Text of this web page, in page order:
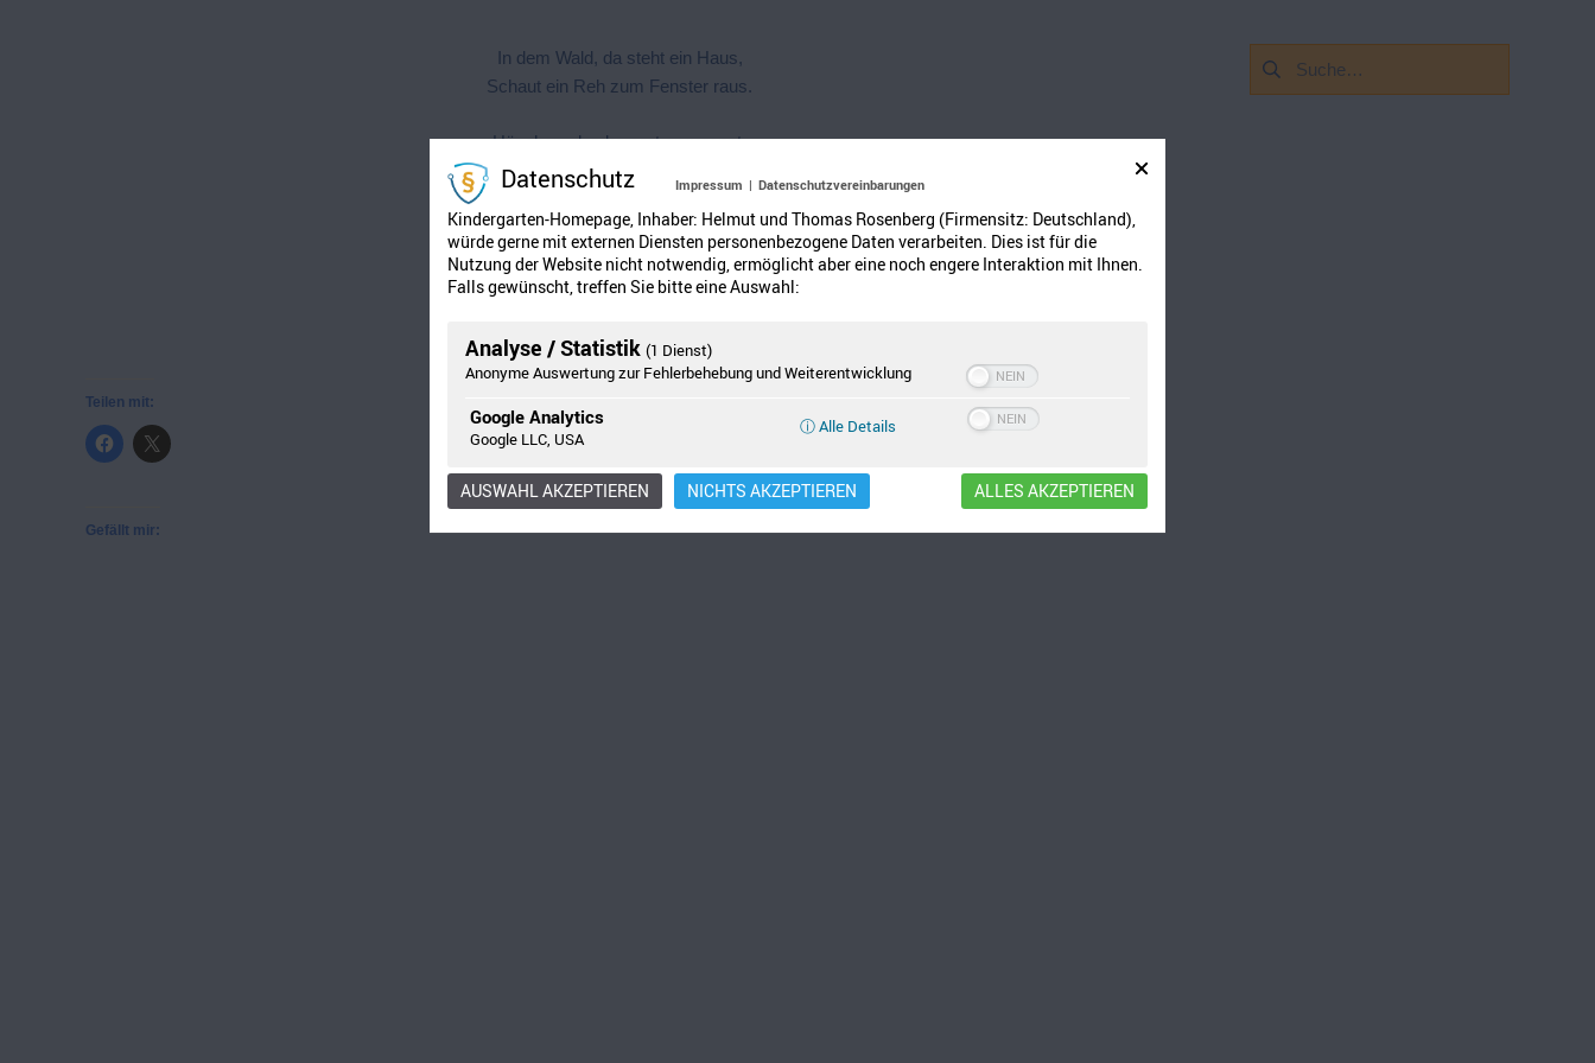
In dem Wald, da steht ein Haus,
Schaut ein Reh zum Fenster raus.
Häschen, das kommt angerannt,
Klopfet an die Wand:
"Hilfe, Hilfe, große Not!
Sonst schießt mich der Jäger tot!"
Reich mir deine Hand."
Teilen mit:
Gefällt mir:
Suchen
nach:
Datenschutz Impressum | Datenschutzvereinbarungen
Kindergarten-Homepage, Inhaber: Helmut und Thomas Rosenberg (Firmensitz: Deutschland),
würde gerne mit externen Diensten personenbezogene Daten verarbeiten. Dies ist für die
Nutzung der Website nicht notwendig, ermöglicht aber eine noch engere Interaktion mit Ihnen.
Falls gewünscht, treffen Sie bitte eine Auswahl:
Analyse / Statistik (1 Dienst)
Anonyme Auswertung zur Fehlerbehebung und Weiterentwicklung
Google Analytics
Google LLC, USA
ⓘ Alle Details
AUSWAHL AKZEPTIEREN NICHTS AKZEPTIEREN ALLES AKZEPTIEREN